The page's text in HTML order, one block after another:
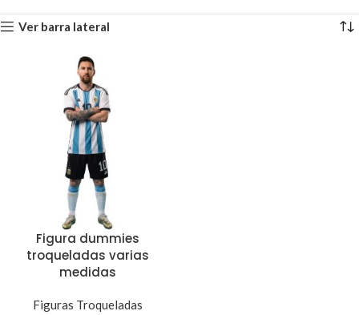
Ver barra lateral
Figura dummies
troqueladas varias
medidas
Figuras Troqueladas